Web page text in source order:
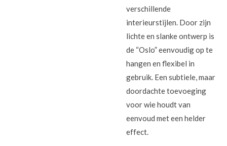
verschillende
interieurstijlen. Door zijn
lichte en slanke ontwerp is
de “Oslo” eenvoudig op te
hangen en flexibel in
gebruik. Een subtiele, maar
doordachte toevoeging
voor wie houdt van
eenvoud met een helder
effect.